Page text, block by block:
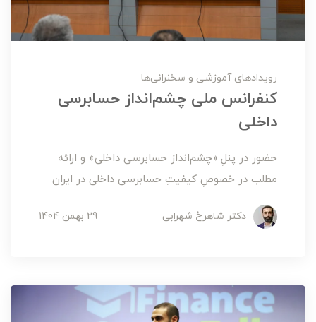
رویدادهای آموزشی و سخنرانی‌ها
کنفرانس ملی چشم‌انداز حسابرسی
داخلی
حضور در پنلِ «چشم‌انداز حسابرسی داخلی» و ارائه
مطلب در خصوصِ کیفیتِ حسابرسی داخلی در ایران
دکتر شاهرخ شهرابی 29 بهمن 1404